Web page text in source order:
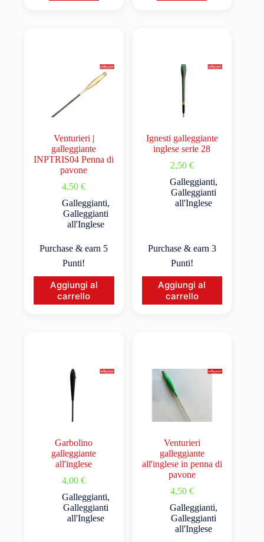
Venturieri |
galleggiante
INPTRIS04 Penna di
pavone
4,50€
Galleggianti,
Galleggianti
all'Inglese
Purchase & earn 5
Punti!
Aggiungi al
carrello
Ignesti galleggiante
inglese serie 28
2,50 €
Galleggianti,
Galleggianti
all'Inglese
Purchase & earn 3
Punti!
Aggiungi al
carrello
Garbolino
galleggiante
all'inglese
4,00€
Galleggianti,
Galleggianti
all'Inglese
Venturieri
galleggiante
all'inglese in penna di
pavone
4,50 €
Galleggianti,
Galleggianti
all'Inglese